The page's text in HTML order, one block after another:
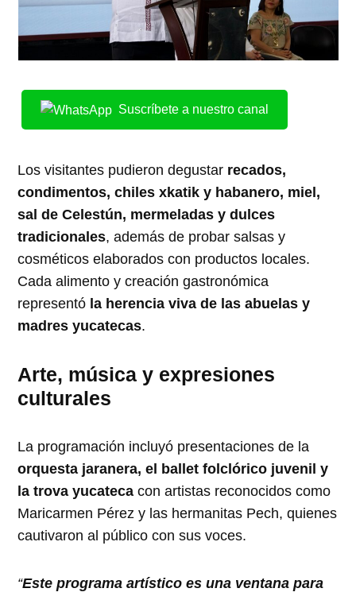
Suscríbete a nuestro canal
Los visitantes pudieron degustar recados,
condimentos, chiles xkatik y habanero, miel,
sal de Celestún, mermeladas y dulces
tradicionales, además de probar salsas y
cosméticos elaborados con productos locales.
Cada alimento y creación gastronómica
representó la herencia viva de las abuelas y
madres yucatecas.
Arte, música y expresiones
culturales
La programación incluyó presentaciones de la
orquesta jaranera, el ballet folclórico juvenil y
la trova yucateca con artistas reconocidos como
Maricarmen Pérez y las hermanitas Pech, quienes
cautivaron al público con sus voces.
“Este programa artístico es una ventana para